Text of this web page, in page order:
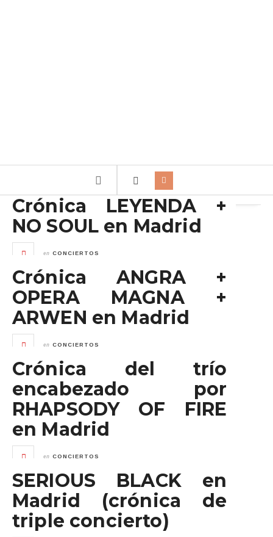
Crónica LEYENDA +
NO SOUL en Madrid
en CONCIERTOS
Crónica ANGRA +
OPERA MAGNA +
ARWEN en Madrid
en CONCIERTOS
Crónica del trío
encabezado por
RHAPSODY OF FIRE
en Madrid
en CONCIERTOS
SERIOUS BLACK en
Madrid (crónica de
triple concierto)